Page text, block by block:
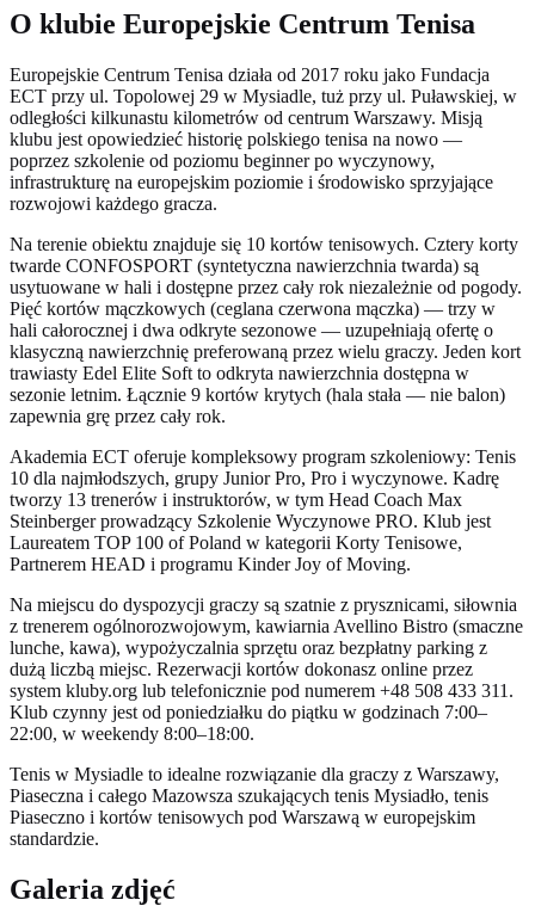
O klubie Europejskie Centrum Tenisa
Europejskie Centrum Tenisa działa od 2017 roku jako Fundacja
ECT przy ul. Topolowej 29 w Mysiadle, tuż przy ul. Puławskiej, w
odległości kilkunastu kilometrów od centrum Warszawy. Misją
klubu jest opowiedzieć historię polskiego tenisa na nowo —
poprzez szkolenie od poziomu beginner po wyczynowy,
infrastrukturę na europejskim poziomie i środowisko sprzyjające
rozwojowi każdego gracza.
Na terenie obiektu znajduje się 10 kortów tenisowych. Cztery korty
twarde CONFOSPORT (syntetyczna nawierzchnia twarda) są
usytuowane w hali i dostępne przez cały rok niezależnie od pogody.
Pięć kortów mączkowych (ceglana czerwona mączka) — trzy w
hali całorocznej i dwa odkryte sezonowe — uzupełniają ofertę o
klasyczną nawierzchnię preferowaną przez wielu graczy. Jeden kort
trawiasty Edel Elite Soft to odkryta nawierzchnia dostępna w
sezonie letnim. Łącznie 9 kortów krytych (hala stała — nie balon)
zapewnia grę przez cały rok.
Akademia ECT oferuje kompleksowy program szkoleniowy: Tenis
10 dla najmłodszych, grupy Junior Pro, Pro i wyczynowe. Kadrę
tworzy 13 trenerów i instruktorów, w tym Head Coach Max
Steinberger prowadzący Szkolenie Wyczynowe PRO. Klub jest
Laureatem TOP 100 of Poland w kategorii Korty Tenisowe,
Partnerem HEAD i programu Kinder Joy of Moving.
Na miejscu do dyspozycji graczy są szatnie z prysznicami, siłownia
z trenerem ogólnorozwojowym, kawiarnia Avellino Bistro (smaczne
lunche, kawa), wypożyczalnia sprzętu oraz bezpłatny parking z
dużą liczbą miejsc. Rezerwacji kortów dokonasz online przez
system kluby.org lub telefonicznie pod numerem +48 508 433 311.
Klub czynny jest od poniedziałku do piątku w godzinach 7:00–
22:00, w weekendy 8:00–18:00.
Tenis w Mysiadle to idealne rozwiązanie dla graczy z Warszawy,
Piaseczna i całego Mazowsza szukających tenis Mysiadło, tenis
Piaseczno i kortów tenisowych pod Warszawą w europejskim
standardzie.
Galeria zdjęć